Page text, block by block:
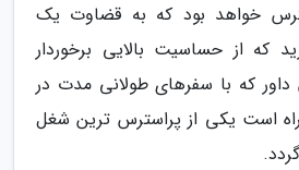
خواهد بود که به قضاوت یک
که از حساسیت بالایی برخوردار
که با سفرهای طولانی مدت در
است یکی از پراسترس ترین شغل